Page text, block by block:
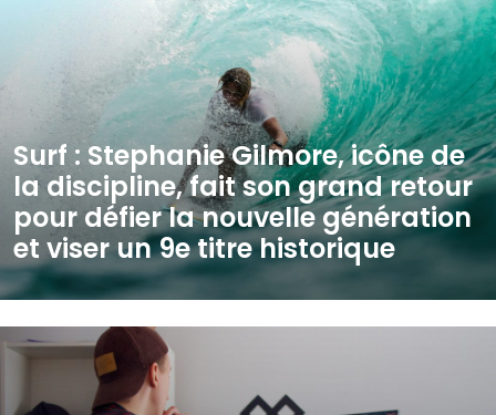
Surf : Stephanie Gilmore, icône de
la discipline, fait son grand retour
pour défier la nouvelle génération
et viser un 9e titre historique